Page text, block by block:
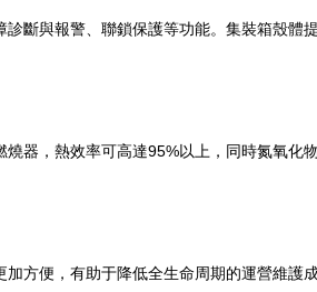
斷與報警、聯鎖保護等功能。集裝箱殼體
器，熱效率可高達95%以上，同時氮氧化
方便，有助于降低全生命周期的運營維護